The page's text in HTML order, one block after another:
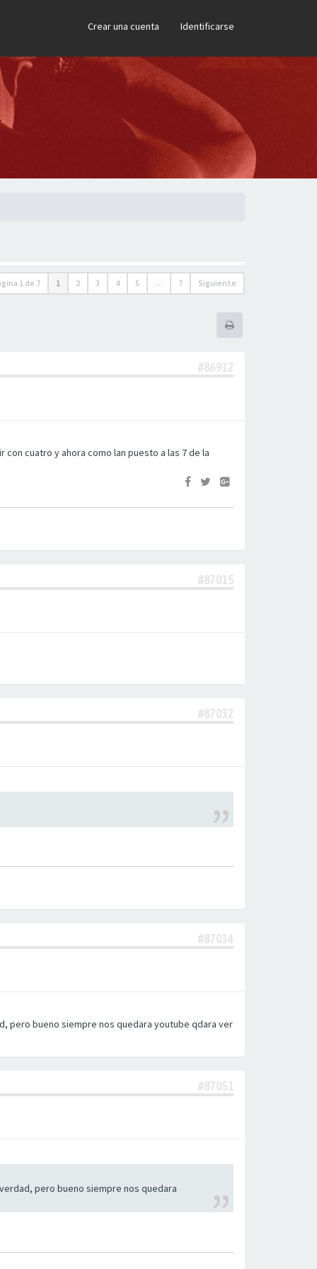
Crear una cuenta Identificarse
1 de 7 1 2 3 4 5 … 7 Siguiente
#86912
cuatro y ahora como lan puesto a las 7 de la
#87015
#87032
#87034
pero bueno siempre nos quedara youtube qdara ver
#87051
pero bueno siempre nos quedara